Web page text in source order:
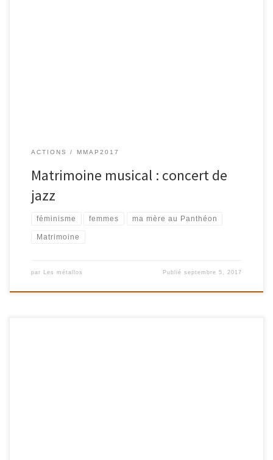
ACTIONS MMAP2017
Matrimoine musical : concert de
jazz
féminisme femmes ma mère au Panthéon
Matrimoine
par Les métallos Publiéseptembre 5, 2017